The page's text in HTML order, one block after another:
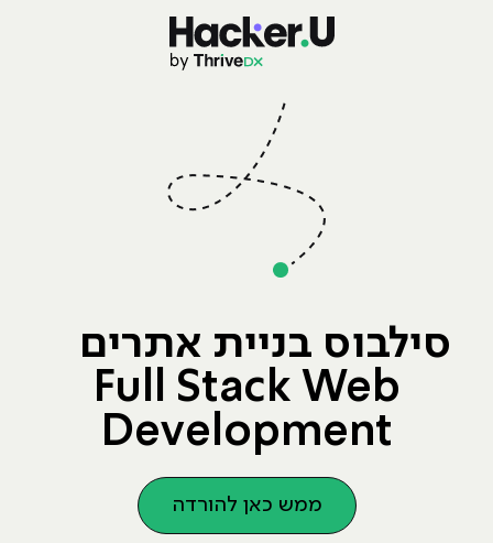
סילבוס בניית אתרים
Full Stack Web
Development
ממש כאן להורדה